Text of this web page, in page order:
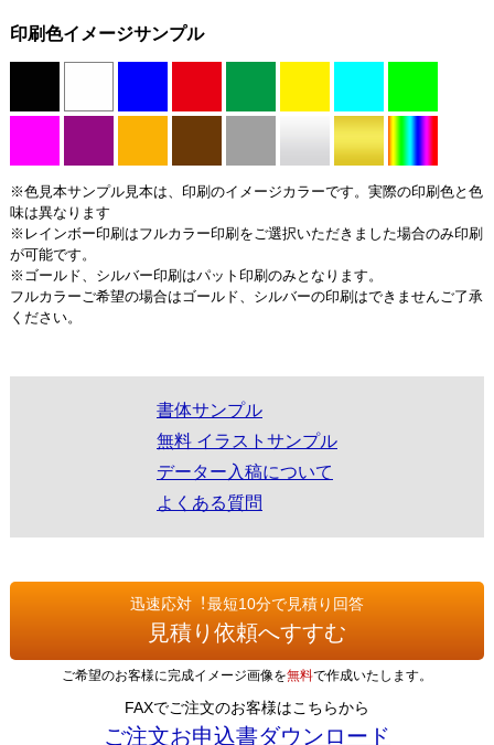
印刷色イメージサンプル
※色見本サンプル見本は、印刷のイメージカラーです。実際の印刷色と色
味は異なります
※レインボー印刷はフルカラー印刷をご選択いただきました場合のみ印刷
が可能です。
※ゴールド、シルバー印刷はパット印刷のみとなります。
フルカラーご希望の場合はゴールド、シルバーの印刷はできませんご了承
ください。
書体サンプル
無料 イラストサンプル
データー入稿について
よくある質問
迅速応対︕最短10分で見積り回答
見積り依頼へすすむ
ご希望のお客様に完成イメージ画像を無料で作成いたします。
FAXでご注文のお客様はこちらから
ご注文お申込書ダウンロード